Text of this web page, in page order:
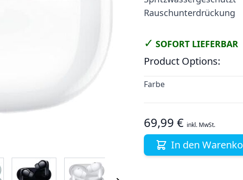
image
View larger imageView larger image
Rauschunterdrückung
✓ SOFORT LIEFERBAR
Product Options:
Farbe
69,99 € inkl. MwSt.
In den